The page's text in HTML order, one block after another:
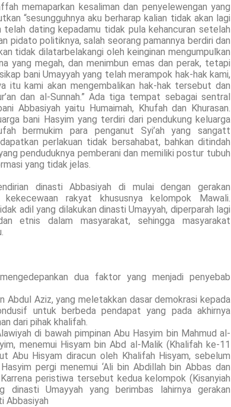
memaparkan kesaliman dan penyelewengan yang
“sesungguhnya aku berharap kalian tidak akan lagi
dating kepadamu tidak pula kehancuran setelah
pidato politiknya, salah seorang pamannya berdiri dan
tidak dilatarbelakangi oleh keinginan mengumpulkan
yang megah, dan menimbun emas dan perak, tetapi
bani Umayyah yang telah merampok hak-hak kami,
itu kami akan mengembalikan hak-hak tersebut dan
dan al-Sunnah.” Ada tiga tempat sebagai sentral
Abbasiyah yaitu Humaimah, Khufah dan Khurasan.
bani Hasyim yang terdiri dari pendukung keluarga
bermukim para penganut Syi’ah yang sangatt
perlakuan tidak bersahabat, bahkan ditindah
penduduknya pemberani dan memiliki postur tubuh
yang tidak jelas.
dinasti Abbasiyah di mulai dengan gerakan
rakyat khususnya kelompok Mawali.
adil yang dilakukan dinasti Umayyah, diperparah lagi
etnis dalam masyarakat, sehingga masyarakat
dua faktor yang menjadi penyebab
Abdul Aziz, yang meletakkan dasar demokrasi kepada
untuk berbeda pendapat yang pada akhirnya
dari pihak khalifah.
di bawah pimpinan Abu Hasyim bin Mahmud al-
menemui Hisyam bin Abd al-Malik (Khalifah ke-11
Abu Hisyam diracun oleh Khalifah Hisyam, sebelum
pergi menemui ‘Ali bin Abdillah bin Abbas dan
peristiwa tersebut kedua kelompok (Kisanyiah
dinasti Umayyah yang berimbas lahirnya gerakan
Abbasiyah